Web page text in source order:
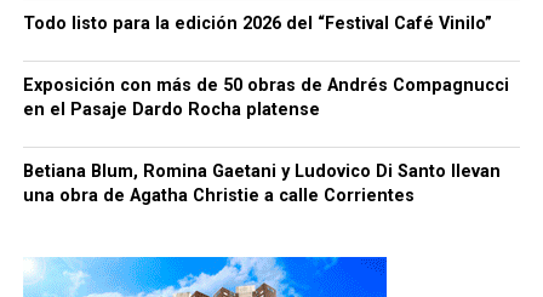
Todo listo para la edición 2026 del “Festival Café Vinilo”
Exposición con más de 50 obras de Andrés Compagnucci
en el Pasaje Dardo Rocha platense
Betiana Blum, Romina Gaetani y Ludovico Di Santo llevan
una obra de Agatha Christie a calle Corrientes